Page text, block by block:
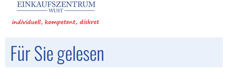
Für Sie gelesen